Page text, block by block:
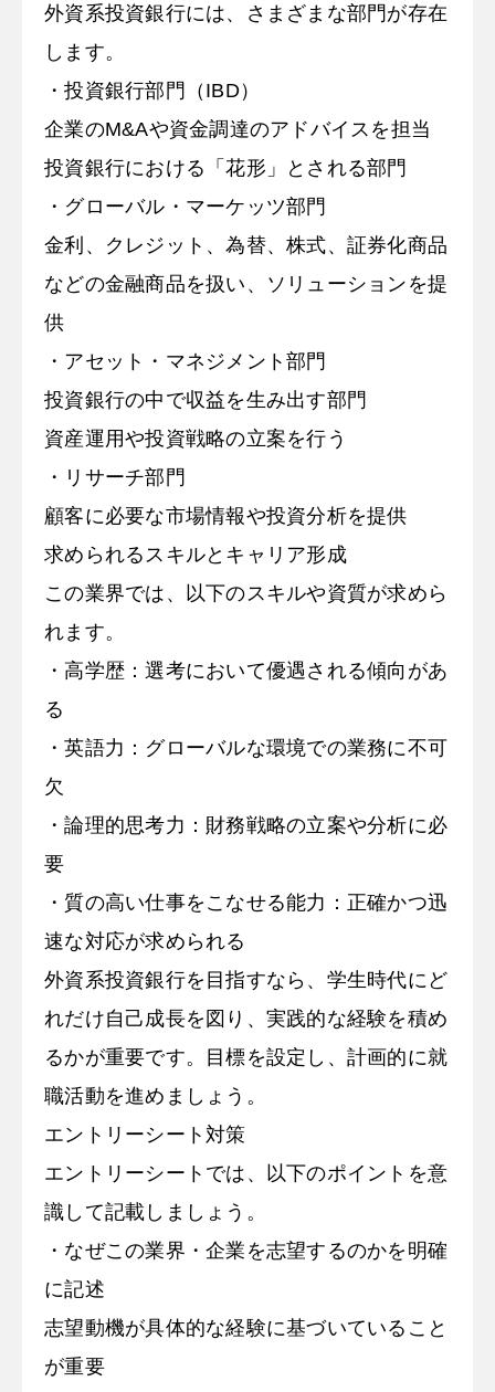
外資系投資銀行には、さまざまな部門が存在
します。
・投資銀行部門（IBD）
企業のM&Aや資金調達のアドバイスを担当
投資銀行における「花形」とされる部門
・グローバル・マーケッツ部門
金利、クレジット、為替、株式、証券化商品
などの金融商品を扱い、ソリューションを提
供
・アセット・マネジメント部門
投資銀行の中で収益を生み出す部門
資産運用や投資戦略の立案を行う
・リサーチ部門
顧客に必要な市場情報や投資分析を提供
求められるスキルとキャリア形成
この業界では、以下のスキルや資質が求めら
れます。
・高学歴：選考において優遇される傾向があ
る
・英語力：グローバルな環境での業務に不可
欠
・論理的思考力：財務戦略の立案や分析に必
要
・質の高い仕事をこなせる能力：正確かつ迅
速な対応が求められる
外資系投資銀行を目指すなら、学生時代にど
れだけ自己成長を図り、実践的な経験を積め
るかが重要です。目標を設定し、計画的に就
職活動を進めましょう。
エントリーシート対策
エントリーシートでは、以下のポイントを意
識して記載しましょう。
・なぜこの業界・企業を志望するのかを明確
に記述
志望動機が具体的な経験に基づいていること
が重要